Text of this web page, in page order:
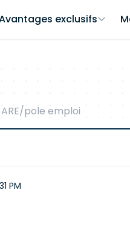
exclusifs
pole emploi
PM